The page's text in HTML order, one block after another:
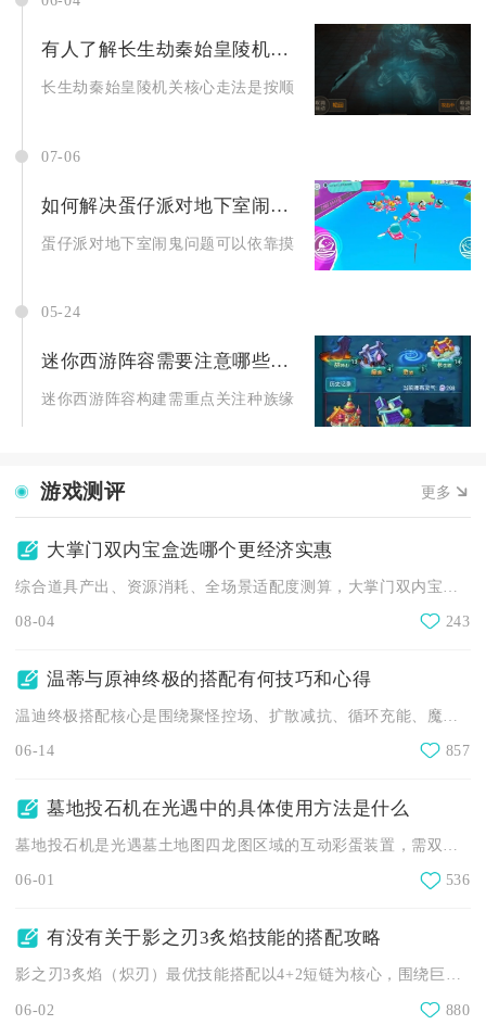
有人了解长生劫秦始皇陵机关怎么走吗
长生劫秦始皇陵机关核心走法是按顺序破解四色石板、九州拼
07-06
如何解决蛋仔派对地下室闹鬼的情况
蛋仔派对地下室闹鬼问题可以依靠摸清怪物巡逻路线、前置清
05-24
迷你西游阵容需要注意哪些因素
迷你西游阵容构建需重点关注种族缘分、站位布局、神通法术
游戏测评 更多
大掌门双内宝盒选哪个更经济实惠
08-04 243
温蒂与原神终极的搭配有何技巧和心得
06-14 857
墓地投石机在光遇中的具体使用方法是什么
06-01 536
有没有关于影之刃3炙焰技能的搭配攻略
06-02 880